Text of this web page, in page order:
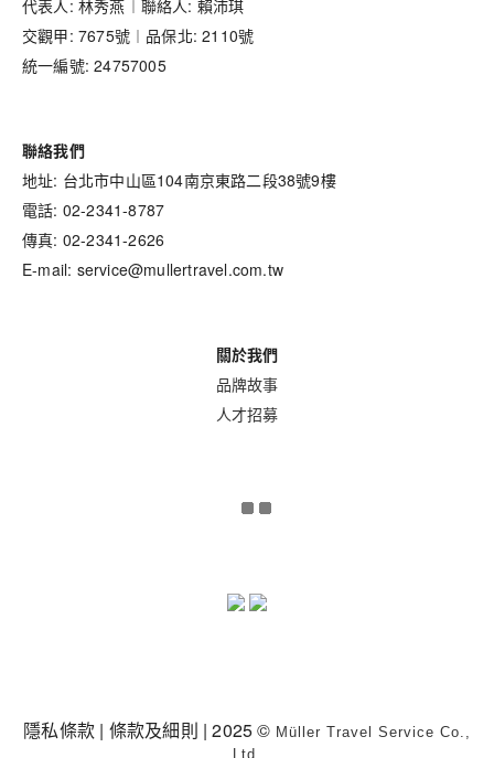
代表人: 林秀燕︱聯絡人: 賴沛琪
交觀甲: 7675號︱品保北: 2110號
統一編號: 24757005
聯絡我們
地址: 台北市中山區104南京東路二段38號9樓
電話: 02-2341-8787
傳真: 02-2341-2626
E-mail: service@mullertravel.com.tw
關於我們
品牌故事
人才招募
隱私條款 | 條款及細則 | 2025 © Müller Travel Service Co.,
Ltd.